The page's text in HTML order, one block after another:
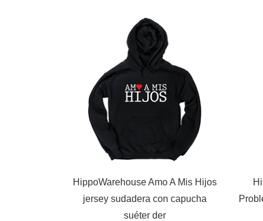
HippoWarehouse Amo A Mis Hijos
jersey sudadera con capucha
suéter der